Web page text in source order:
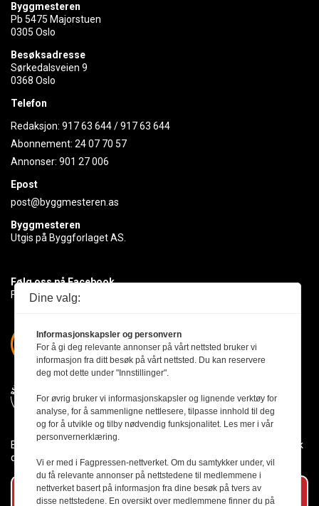
Byggmesteren
Pb 5475 Majorstuen
0305 Oslo
Besøksadresse
Sørkedalsveien 9
0368 Oslo
Telefon
Redaksjon: 917 63 644/917 63 644
Abonnement: 24 07 70 57
Annonser: 901 27 006
Epost
post@byggmesteren.as
Byggmesteren
Utgis på Byggforlaget AS.
Følg oss på Facebook
Få med deg det siste innen byggebransjen
Byggmesteren følger Vær Varsom-plakaten og presseetikken slik
den er nedfelt i Redaktørplakaten.
Abonner på vårt nyhetsbrev
Dine valg:
Informasjonskapsler og personvern
For å gi deg relevante annonser på vårt nettsted bruker vi
informasjon fra ditt besøk på vårt nettsted. Du kan reservere
deg mot dette under "Innstillinger".
For øvrig bruker vi informasjonskapsler og lignende verktøy for
analyse, for å sammenligne nettlesere, tilpasse innhold til deg
og for å utvikle og tilby nødvendig funksjonalitet. Les mer i vår
personvernerklæring.
Vi er med i Fagpressen-nettverket. Om du samtykker under, vil
du få relevante annonser på nettstedene til medlemmene i
nettverket basert på informasjon fra dine besøk på tvers av
disse nettstedene. En oversikt over medlemmene finner du på